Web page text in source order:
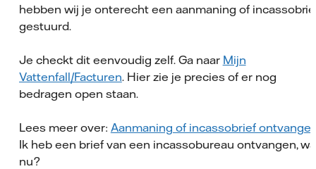
hebben wij je onterecht een aanmaning of
gestuurd.
Je checkt dit eenvoudig zelf. Ga naar Mijn
Vattenfall/Facturen. Hier zie je precies of er nog
bedragen open staan.
Lees meer over: Aanmaning of incassobrief
Ik heb een brief van een incassobureau ontvangen,
nu?